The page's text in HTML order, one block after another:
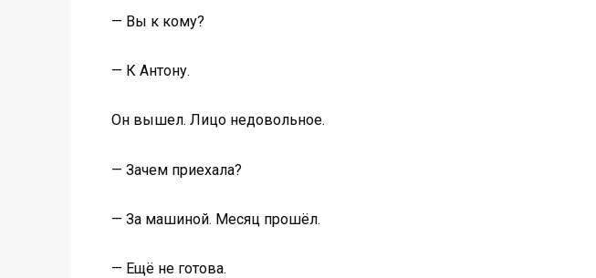
— Вы к кому?
— К Антону.
Он вышел. Лицо недовольное.
— Зачем приехала?
— За машиной. Месяц прошёл.
— Ещё не готова.